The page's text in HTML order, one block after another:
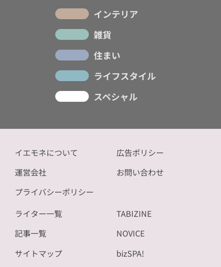
インテリア
雑貨
住まい
ライフスタイル
スペシャル
イエモネについて
運営会社
プライバシーポリシー
広告ポリシー
お問い合わせ
ライター一覧
記事一覧
サイトマップ
TABIZINE
NOVICE
bizSPA!